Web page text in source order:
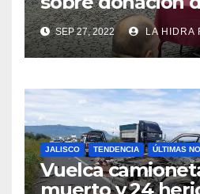
en Jalisco.
SEP 27, 2022 LA HIDRA
JALISCO TENDENCIA ÚLTIMAS
Vuelca